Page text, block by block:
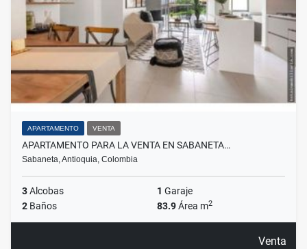
APARTAMENTO VENTA
APARTAMENTO PARA LA VENTA EN SABANETA…
Sabaneta, Antioquia, Colombia
3Alcobas 1 Garaje
2 Baños 83.9Área m2
Venta